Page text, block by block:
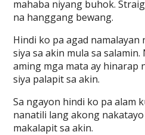
mahaba niyang buhok.
na hanggang bewang.
Hindi ko pa agad
siya sa akin mula sa
aming mga mata ay hinarap
siya palapit sa akin.
Sa ngayon hindi ko pa alam
nanatili lang akong
makalapit sa akin.